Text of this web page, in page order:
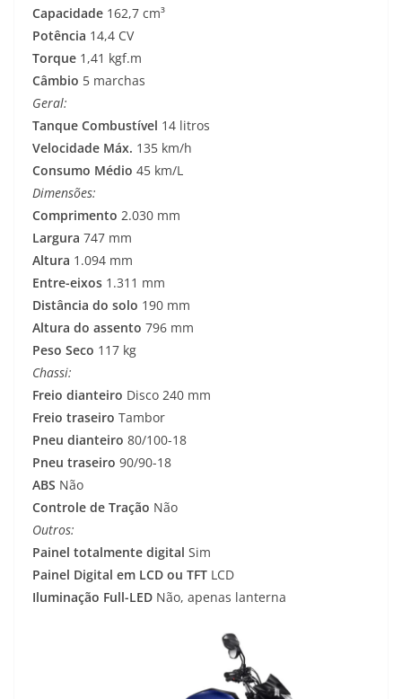
Capacidade 162,7 cm³
Potência 14,4 CV
Torque 1,41 kgf.m
Câmbio 5 marchas
Geral:
Tanque Combustível 14 litros
Velocidade Máx. 135 km/h
Consumo Médio 45 km/L
Dimensões:
Comprimento 2.030 mm
Largura 747 mm
Altura 1.094 mm
Entre-eixos 1.311 mm
Distância do solo 190 mm
Altura do assento 796 mm
Peso Seco 117 kg
Chassi:
Freio dianteiro Disco 240 mm
Freio traseiro Tambor
Pneu dianteiro 80/100-18
Pneu traseiro 90/90-18
ABS Não
Controle de Tração Não
Outros:
Painel totalmente digital Sim
Painel Digital em LCD ou TFT LCD
Iluminação Full-LED Não, apenas lanterna